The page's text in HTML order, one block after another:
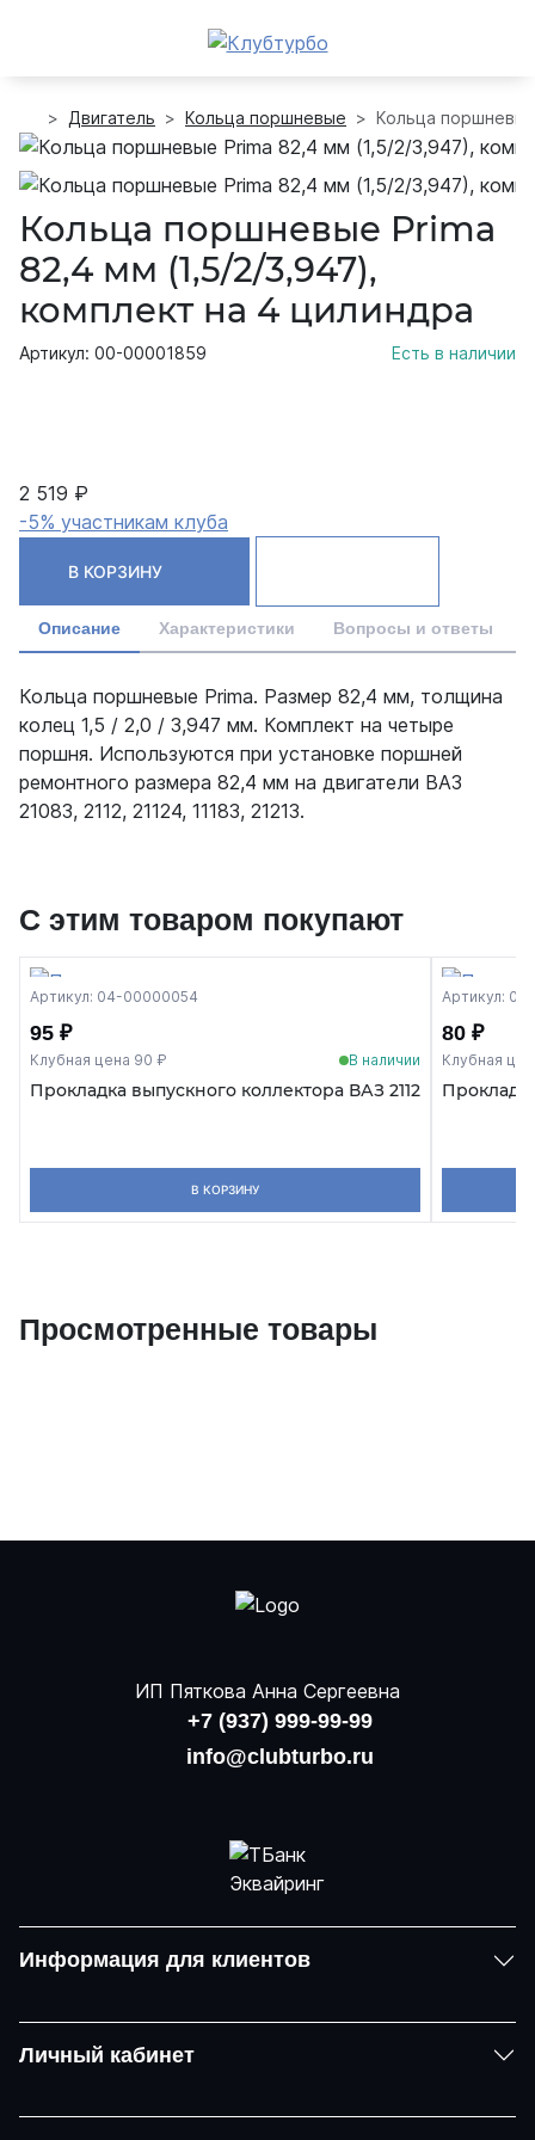
Двигатель Кольца поршневые Кольца
Кольца поршневые Prima
82,4 мм (1,5/2/3,947),
комплект на 4 цилиндра
Артикул: 00-00001859 Есть в наличии
2 519 ₽
-5% участникам клуба
В КОРЗИНУ
Описание Характеристики Вопросы и ответы
Кольца поршневые Prima. Размер 82,4 мм, толщина
колец 1,5 / 2,0 / 3,947 мм. Комплект на четыре
поршня. Используются при установке поршней
ремонтного размера 82,4 мм на двигатели ВАЗ
21083, 2112, 21124, 11183, 21213.
С этим товаром покупают
Артикул: 04-00000054
95 ₽
Клубная цена 90 ₽ В наличии
Прокладка выпускного коллектора ВАЗ 2112
В КОРЗИНУ
Артикул:
80 ₽
Клубная
Просмотренные товары
ИП Пяткова Анна Сергеевна
+7 (937) 999-99-99
info@clubturbo.ru
Информация для клиентов
Личный кабинет